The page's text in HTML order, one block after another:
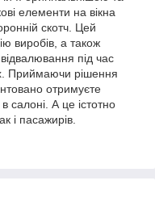
елементи на вікна
скотч. Цей
виробів, а також
під час
Приймаючи рішення
отримуєте
салоні. А це істотно
і пасажирів.